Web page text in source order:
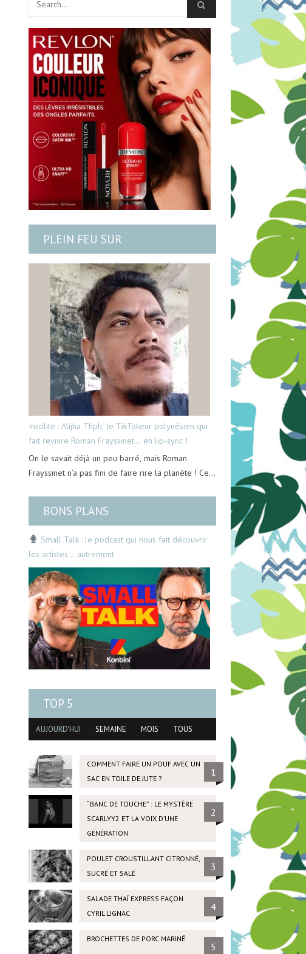
PLEIN FEU SUR
Insolite : Alijha Thph, le TikTokeur polynésien qui
fait revivre Roman Frayssinet… en lip-sync !
On le savait déjà un peu barré, mais Roman
Frayssinet n’a pas fini de faire rire la planète ! Ce…
BONS PLANS
Small Talk : le podcast qui nous fait découvrir
les artistes… autrement
TOP 5
AUJOURD'HUI SEMAINE MOIS TOUS
COMMENT FAIRE UN POUF AVEC UN
SAC EN TOILE DE JUTE ?
1
“BANC DE TOUCHE” : LE MYSTÈRE
SCARLYY2 ET LA VOIX D’UNE
GÉNÉRATION
2
POULET CROUSTILLANT CITRONNÉ,
SUCRÉ ET SALÉ
3
SALADE THAÏ EXPRESS FAÇON
CYRIL LIGNAC
4
BROCHETTES DE PORC MARINÉ
5